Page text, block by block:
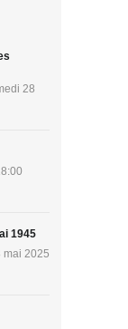
28
1945
mai 2025